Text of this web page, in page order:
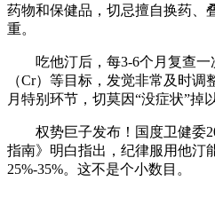
药物和保健品，切忌擅自换药、
重。
吃他汀后，每3-6个月复查一
（Cr）等目标，发觉非常及时
月特别环节，切莫因“没症状”掉
权势巨子发布！国度卫健委
指南》明白指出，纪律服用他汀
25%-35%。这不是个小数目。